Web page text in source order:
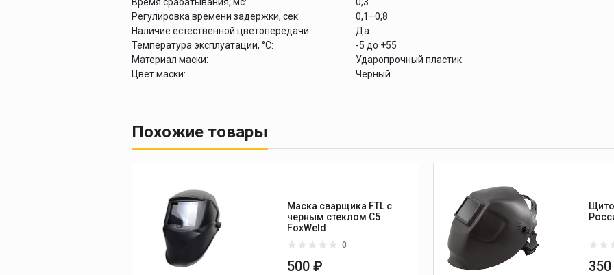
Регулировка времени задержки, сек:
0,1–0,8
Наличие естественной цветопередачи:
Да
Температура эксплуатации, °С:
-5 до +55
Материал маски:
Ударопрочный пластик
Цвет маски:
Черный
Похожие товары
Маска сварщика FTL c
черным стеклом C5
FoxWeld
0
500 ₽